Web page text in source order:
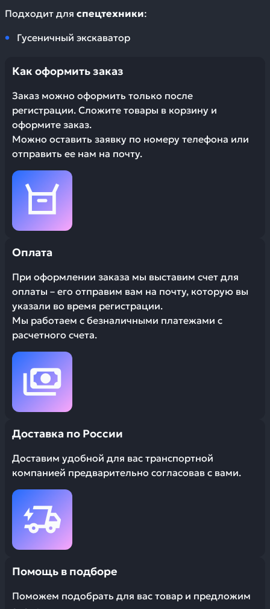
Подходит для спецтехники:
Гусеничный экскаватор
Как оформить заказ
Заказ можно оформить только после
регистрации. Сложите товары в корзину и
оформите заказ.
Можно оставить заявку по номеру телефона или
отправить ее нам на почту.
Оплата
При оформлении заказа мы выставим счет для
оплаты – его отправим вам на почту, которую вы
указали во время регистрации.
Мы работаем с безналичными платежами с
расчетного счета.
Доставка по России
Доставим удобной для вас транспортной
компанией предварительно согласовав с вами.
Помощь в подборе
Поможем подобрать для вас товар и предложим